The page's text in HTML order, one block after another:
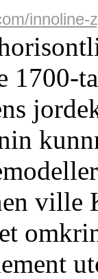
innoline-
ville